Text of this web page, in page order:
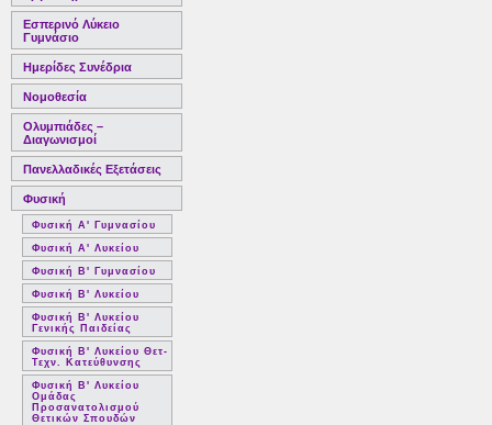
Εσπερινό Λύκειο
Γυμνάσιο
Ημερίδες Συνέδρια
Νομοθεσία
Ολυμπιάδες –
Διαγωνισμοί
Πανελλαδικές Εξετάσεις
Φυσική
Φυσική Α' Γυμνασίου
Φυσική Α' Λυκείου
Φυσική Β' Γυμνασίου
Φυσική Β' Λυκείου
Φυσική Β' Λυκείου
Γενικής Παιδείας
Φυσική Β' Λυκείου Θετ-
Τεχν. Κατεύθυνσης
Φυσική Β' Λυκείου
Ομάδας
Προσανατολισμού
Θετικών Σπουδών